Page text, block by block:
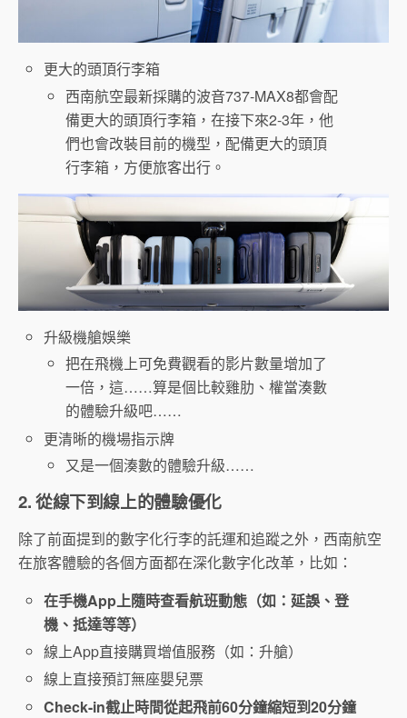
更大的頭頂行李箱
西南航空最新採購的波音737-MAX8都會配
備更大的頭頂行李箱，在接下來2-3年，他
們也會改裝目前的機型，配備更大的頭頂
行李箱，方便旅客出行。
升級機艙娛樂
把在飛機上可免費觀看的影片數量增加了
一倍，這……算是個比較雞肋、權當湊數
的體驗升級吧……
更清晰的機場指示牌
又是一個湊數的體驗升級……
2. 從線下到線上的體驗優化
除了前面提到的數字化行李的託運和追蹤之外，西南航空
在旅客體驗的各個方面都在深化數字化改革，比如：
在手機App上隨時查看航班動態（如：延誤、登
機、抵達等等）
線上App直接購買增值服務（如：升艙）
線上直接預訂無座嬰兒票
Check-in截止時間從起飛前60分鐘縮短到20分鐘